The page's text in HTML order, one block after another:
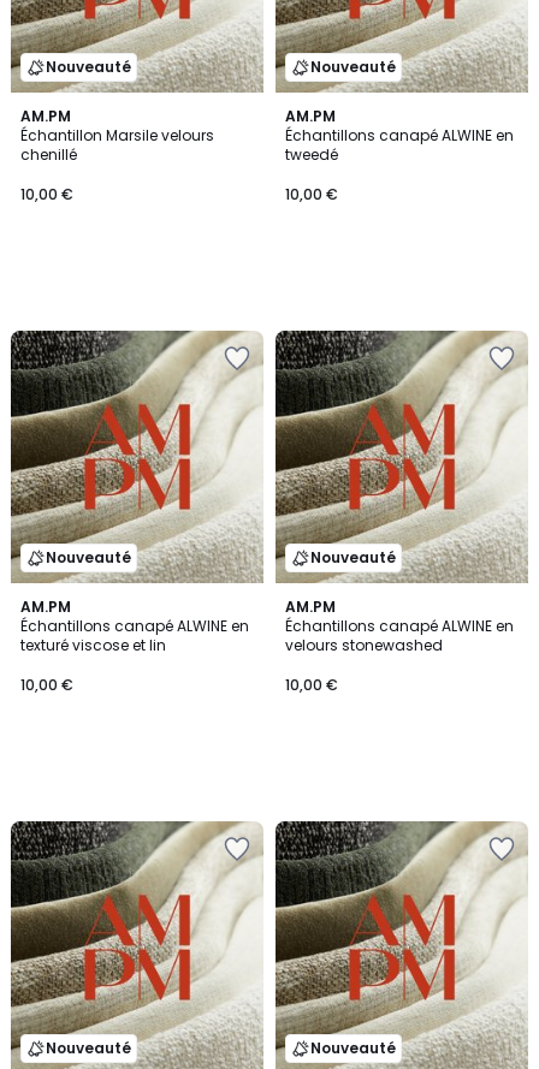
Nouveauté
AM.PM
Échantillon Marsile velours
chenillé
10,00 €
Nouveauté
AM.PM
Échantillons canapé ALWINE en
tweedé
10,00 €
Nouveauté
AM.PM
Échantillons canapé ALWINE en
texturé viscose et lin
10,00 €
Nouveauté
AM.PM
Échantillons canapé ALWINE en
velours stonewashed
10,00 €
Nouveauté Nouveauté